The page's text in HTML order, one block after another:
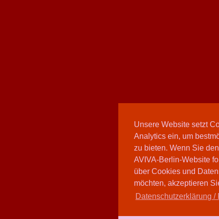
Unsere Website setzt
Analytics ein, um
zu bieten. Wenn Sie
AVIVA-Berlin-Website
über Cookies und
möchten, akzeptieren
Datenschutzerklärung /